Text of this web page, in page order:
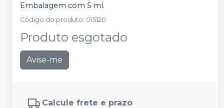
Embalagem com 5 ml.
Código do produto: 015120
Produto esgotado
Avise-me
Calcule frete e prazo